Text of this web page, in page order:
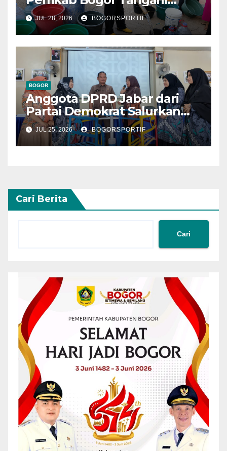
Dampak Kemarau
JUL 28, 2026 BOGORSPORTIF
BOGOR
Anggota DPRD Jabar dari
Partai Demokrat Salurkan
Bantuan Perlengkapan
Taman Kanak Kanak
JUL 25, 2026 BOGORSPORTIF
Cari Berita
Cari